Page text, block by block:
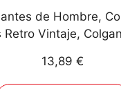
de Hombre,
Retro Vintaje,
Original/Día de
13,89 €